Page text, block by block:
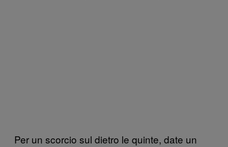
Per un scorcio sul dietro le quinte, date un